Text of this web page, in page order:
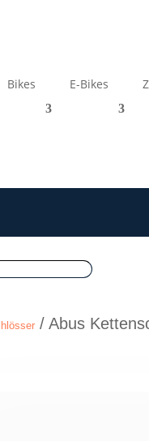
Bikes E-Bikes
/ Abus